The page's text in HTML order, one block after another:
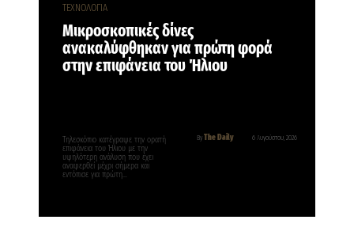
ΤΕΧΝΟΛΟΓΙΑ
Μικροσκοπικές δίνες
ανακαλύφθηκαν για πρώτη φορά
στην επιφάνεια του Ήλιου
By The Daily 6 Αυγούστου, 2026
Τηλεσκόπιο κατέγραψε την ορατή
επιφάνεια του Ήλιου με την
υψηλότερη ανάλυση που έχει
αναφερθεί μέχρι σήμερα και
εντόπισε για πρώτη…